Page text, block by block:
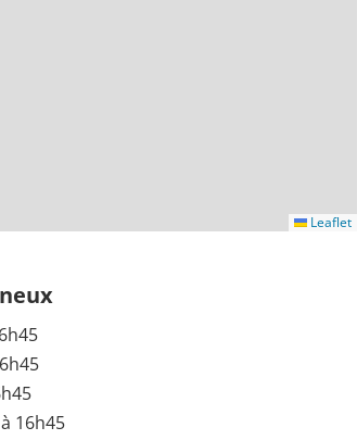
Leaflet
16h45